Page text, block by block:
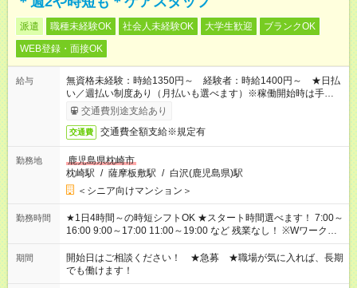
派遣 職種未経験OK 社会人未経験OK 大学生歓迎
ブランクOK
WEB登録・面接OK
給与
無資格未経験：時給1350円～ 経験者：時給1400円～ ★日払
い／週払い制度あり（月払いも選べます）※稼働開始時は手続き
完了次第のお支払いとなります。
交通費別途支給あり
交通費 交通費全額支給※規定有
勤務地
鹿児島県枕崎市
枕崎駅 / 薩摩板敷駅 / 白沢(鹿児島県)駅
＜シニア向けマンション＞
勤務時間
★1日4時間～の時短シフトOK ★スタート時間選べます！ 7:00～
16:00 9:00～17:00 11:00～19:00 など 残業なし！ ※Wワークの
場合、他のお仕事と合わせ週40時間超の就業はご案内できませ
ん ※法令に基づき、週20時間以上勤務は社会保険への加入対象
となります ※労働者派遣法（日雇い派遣の原則禁止）により、
短時間・短期間の就業はご案内が難しい場合があります
期間
開始日はご相談ください！ ★急募 ★職場が気に入れば、長期
でも働けます！